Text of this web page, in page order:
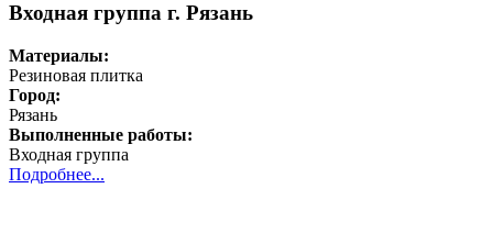
Входная группа г. Рязань
Материалы:
Резиновая плитка
Город:
Рязань
Выполненные работы:
Входная группа
Подробнее...